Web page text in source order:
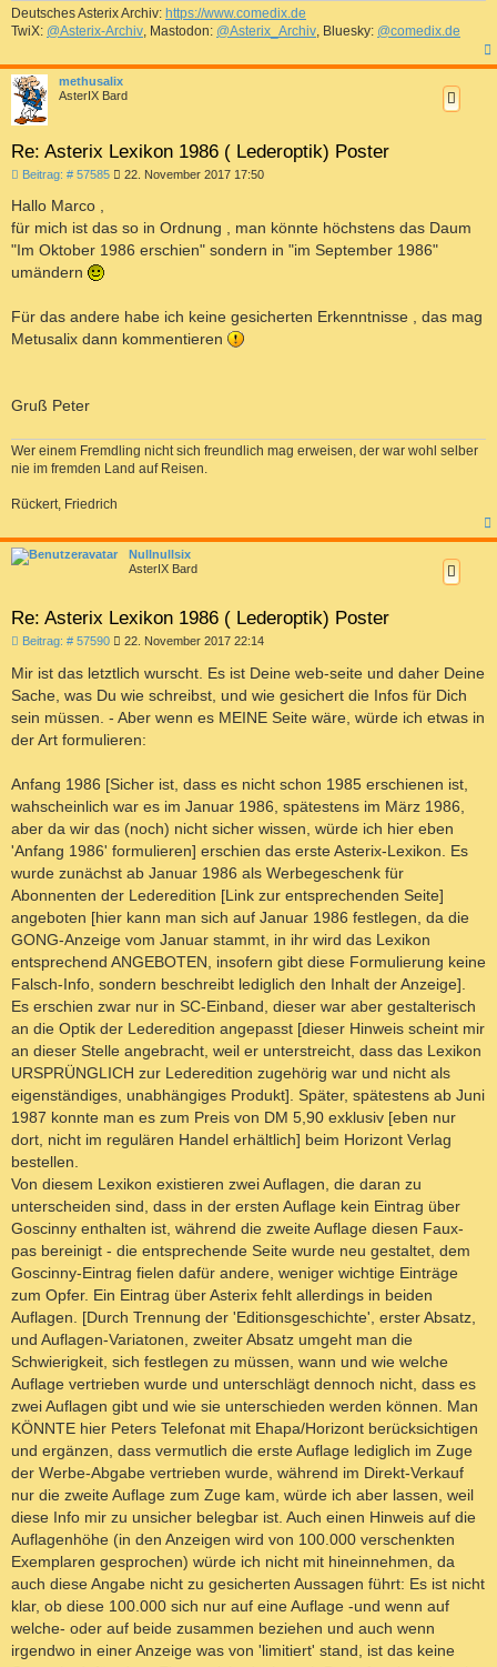
Deutsches Asterix Archiv: https://www.comedix.de
TwiX: @Asterix-Archiv, Mastodon: @Asterix_Archiv, Bluesky: @comedix.de
a
methusalix
AsterIX Bard
Re: Asterix Lexikon 1986 ( Lederoptik) Poster
Beitrag: # 57585B
r
a
g
22. November 2017 17:50
Hallo Marco ,
für mich ist das so in Ordnung , man könnte höchstens das Daum
"Im Oktober 1986 erschien" sondern in "im September 1986"
umändern
Für das andere habe ich keine gesicherten Erkenntnisse , das mag
Metusalix dann kommentieren
Gruß Peter
Wer einem Fremdling nicht sich freundlich mag erweisen, der war wohl selber
nie im fremden Land auf Reisen.
Rückert, Friedrich
a
Nullnullsix
AsterIX Bard
Re: Asterix Lexikon 1986 ( Lederoptik) Poster
Beitrag: # 57590B
i
t
r
22. November 2017 22:14
Mir ist das letztlich wurscht. Es ist Deine web-seite und daher Deine
Sache, was Du wie schreibst, und wie gesichert die Infos für Dich
sein müssen. - Aber wenn es MEINE Seite wäre, würde ich etwas in
der Art formulieren:
Anfang 1986 [Sicher ist, dass es nicht schon 1985 erschienen ist,
wahscheinlich war es im Januar 1986, spätestens im März 1986,
aber da wir das (noch) nicht sicher wissen, würde ich hier eben
'Anfang 1986' formulieren] erschien das erste Asterix-Lexikon. Es
wurde zunächst ab Januar 1986 als Werbegeschenk für
Abonnenten der Lederedition [Link zur entsprechenden Seite]
angeboten [hier kann man sich auf Januar 1986 festlegen, da die
GONG-Anzeige vom Januar stammt, in ihr wird das Lexikon
entsprechend ANGEBOTEN, insofern gibt diese Formulierung keine
Falsch-Info, sondern beschreibt lediglich den Inhalt der Anzeige].
Es erschien zwar nur in SC-Einband, dieser war aber gestalterisch
an die Optik der Lederedition angepasst [dieser Hinweis scheint mir
an dieser Stelle angebracht, weil er unterstreicht, dass das Lexikon
URSPRÜNGLICH zur Lederedition zugehörig war und nicht als
eigenständiges, unabhängiges Produkt]. Später, spätestens ab Juni
1987 konnte man es zum Preis von DM 5,90 exklusiv [eben nur
dort, nicht im regulären Handel erhältlich] beim Horizont Verlag
bestellen.
Von diesem Lexikon existieren zwei Auflagen, die daran zu
unterscheiden sind, dass in der ersten Auflage kein Eintrag über
Goscinny enthalten ist, während die zweite Auflage diesen Faux-
pas bereinigt - die entsprechende Seite wurde neu gestaltet, dem
Goscinny-Eintrag fielen dafür andere, weniger wichtige Einträge
zum Opfer. Ein Eintrag über Asterix fehlt allerdings in beiden
Auflagen. [Durch Trennung der 'Editionsgeschichte', erster Absatz,
und Auflagen-Variatonen, zweiter Absatz umgeht man die
Schwierigkeit, sich festlegen zu müssen, wann und wie welche
Auflage vertrieben wurde und unterschlägt dennoch nicht, dass es
zwei Auflagen gibt und wie sie unterschieden werden können. Man
KÖNNTE hier Peters Telefonat mit Ehapa/Horizont berücksichtigen
und ergänzen, dass vermutlich die erste Auflage lediglich im Zuge
der Werbe-Abgabe vertrieben wurde, während im Direkt-Verkauf
nur die zweite Auflage zum Zuge kam, würde ich aber lassen, weil
diese Info mir zu unsicher belegbar ist. Auch einen Hinweis auf die
Auflagenhöhe (in den Anzeigen wird von 100.000 verschenkten
Exemplaren gesprochen) würde ich nicht mit hineinnehmen, da
auch diese Angabe nicht zu gesicherten Aussagen führt: Es ist nicht
klar, ob diese 100.000 sich nur auf eine Auflage -und wenn auf
welche- oder auf beide zusammen beziehen und auch wenn
irgendwo in einer Anzeige was von 'limitiert' stand, ist das keine